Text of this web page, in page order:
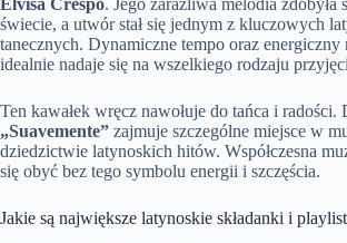
świecie, a utwór stał się jednym z kluczowych
tanecznych. Dynamiczne tempo oraz energiczny
idealnie nadaje się na wszelkiego rodzaju
Ten kawałek wręcz nawołuje do tańca i radości.
„Suavemente” zajmuje szczególne miejsce w
dziedzictwie latynoskich hitów. Współczesna
się obyć bez tego symbolu energii i szczęścia.
Jakie są największe latynoskie składanki i